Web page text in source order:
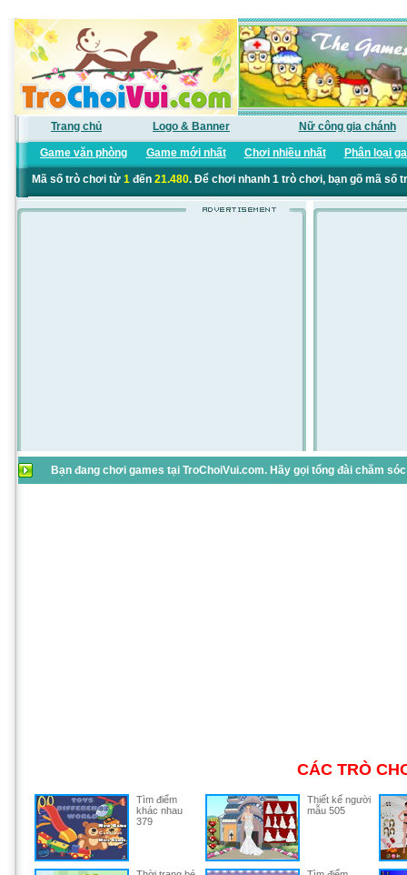
Trang chủ Logo & Banner Nữ công gia chánh
Game văn phòng Game mới nhất Chơi nhiều nhất Phân loại
Mã số trò chơi từ 1đến 21.480. Để chơi nhanh 1 trò chơi, bạn gõ mã số
Bạn đang chơi games tại TroChoiVui.com. Hãy gọi tổng đài chăm
CÁC TRÒ
Tìm điểm
khác nhau
379
Thiết kế người
mẫu 505